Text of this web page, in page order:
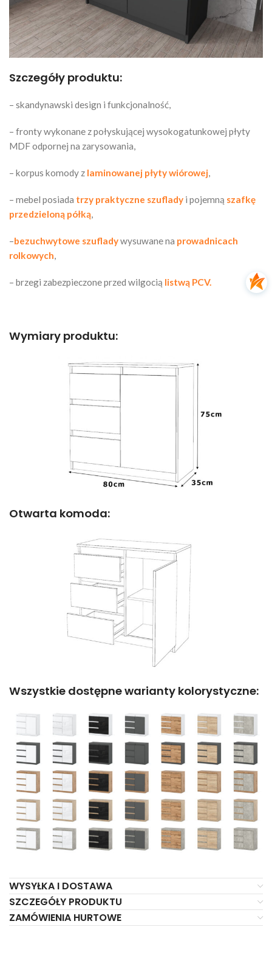
Szczegóły produktu:
– skandynawski design i funkcjonalność,
– fronty wykonane z połyskującej wysokogatunkowej płyty
MDF odpornej na zarysowania,
– korpus komody z laminowanej płyty wiórowej,
– mebel posiada trzy praktyczne szuflady i pojemną szafkę
przedzieloną półką,
–bezuchwytowe szufladywysuwane na prowadnicach
rolkowych,
– brzegi zabezpieczone przed wilgocią listwą PCV.
Wymiary produktu:
Otwarta komoda:
Wszystkie dostępne warianty kolorystyczne:
WYSYŁKA I DOSTAWA
SZCZEGÓŁY PRODUKTU
ZAMÓWIENIA HURTOWE